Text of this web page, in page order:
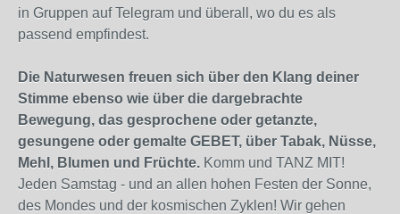
in Gruppen auf Telegram und überall, wo du es als
passend empfindest.
Die Naturwesen freuen sich über den Klang deiner
Stimme ebenso wie über die dargebrachte
Bewegung, das gesprochene oder getanzte,
gesungene oder gemalte GEBET, über Tabak, Nüsse,
Mehl, Blumen und Früchte. Komm und TANZ MIT!
Jeden Samstag - und an allen hohen Festen der Sonne,
des Mondes und der kosmischen Zyklen! Wir gehen